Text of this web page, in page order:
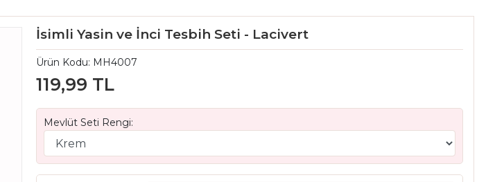
İsimli Yasin ve İnci Tesbih Seti - Lacivert
Ürün Kodu: MH4007
119,99 TL
Mevlüt Seti Rengi: